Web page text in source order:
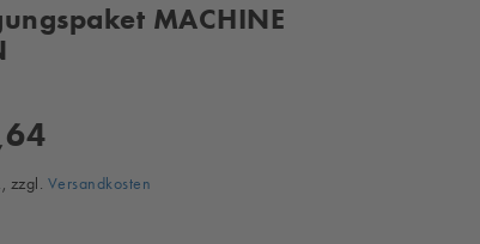
MACHINE
64
zzgl. Versandkosten